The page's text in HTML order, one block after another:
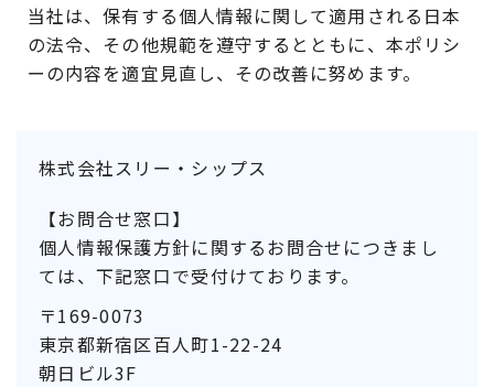
当社は、保有する個人情報に関して適用される日本
の法令、その他規範を遵守するとともに、本ポリシ
ーの内容を適宜見直し、その改善に努めます。
株式会社スリー・シップス
【お問合せ窓口】
個人情報保護方針に関するお問合せにつきまし
ては、下記窓口で受付けております。
〒169-0073
東京都新宿区百人町1-22-24
朝日ビル3F